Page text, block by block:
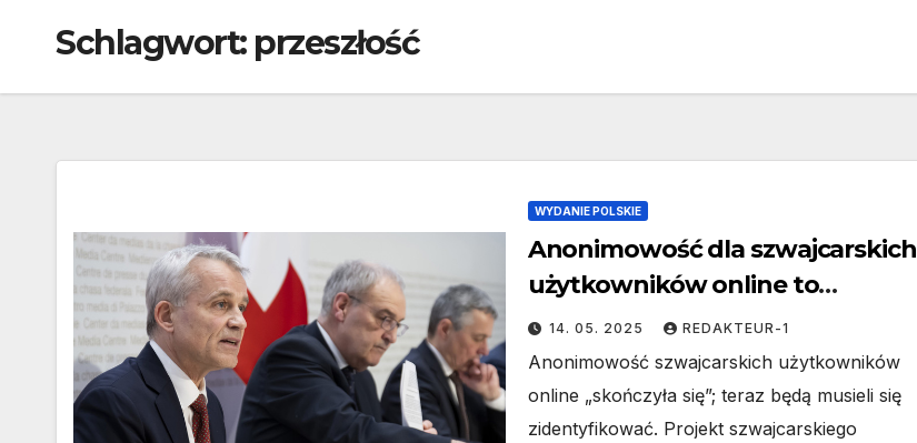
Schlagwort: przeszłość
WYDANIE POLSKIE
Anonimowość dla szwajcarskich
użytkowników online to
przeszłość
14. 05. 2025 REDAKTEUR-1
Anonimowość szwajcarskich użytkowników
online „skończyła się”; teraz będą musieli się
zidentyfikować. Projekt szwajcarskiego